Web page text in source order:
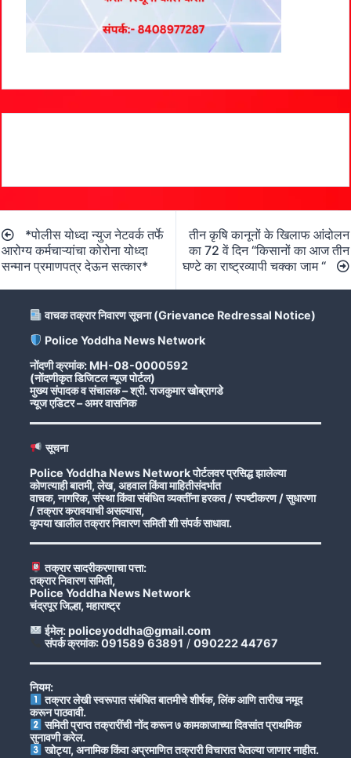
navigation
*पोलीस योध्दा न्युज नेटवर्क तर्फे
आरोग्य कर्मचाऱ्यांचा कोरोना योध्दा
सन्मान प्रमाणपत्र देऊन सत्कार*
तीन कृषि कानूनों के खिलाफ आंदोलन
का 72 वें दिन “किसानों का आज तीन
घण्टे का राष्ट्रव्यापी चक्का जाम “
वाचक तक्रार निवारण सूचना (Grievance Redressal Notice)
Police Yoddha News Network
नोंदणी क्रमांक: MH-08-0000592
(नोंदणीकृत डिजिटल न्यूज पोर्टल)
मुख्य संपादक व संचालक – श्री. राजकुमार खोब्रागडे
न्यूज एडिटर – अमर वासनिक
सूचना
Police Yoddha News Network पोर्टलवर प्रसिद्ध झालेल्या
कोणत्याही बातमी, लेख, अहवाल किंवा माहितीसंदर्भात
वाचक, नागरिक, संस्था किंवा संबंधित व्यक्तींना हरकत / स्पष्टीकरण / सुधारणा
/ तक्रार करावयाची असल्यास,
कृपया खालील तक्रार निवारण समिती शी संपर्क साधावा.
तक्रार सादरीकरणाचा पत्ता:
तक्रार निवारण समिती,
Police Yoddha News Network
चंद्रपूर जिल्हा, महाराष्ट्र
ईमेल: policeyoddha@gmail.com
संपर्क क्रमांक: 091589 63891 / 090222 44767
नियम:
तक्रार लेखी स्वरूपात संबंधित बातमीचे शीर्षक, लिंक आणि तारीख नमूद
करून पाठवावी.
समिती प्राप्त तक्रारींची नोंद करून ७ कामकाजाच्या दिवसांत प्राथमिक
सुनावणी करेल.
खोट्या, अनामिक किंवा अप्रमाणित तक्रारी विचारात घेतल्या जाणार नाहीत.